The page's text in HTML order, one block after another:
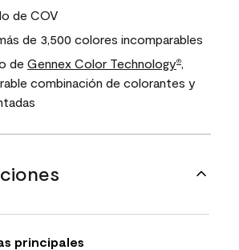
de COV
de 3,500 colores incomparables
de Gennex Color Technology®,
combinación de colorantes y
principales